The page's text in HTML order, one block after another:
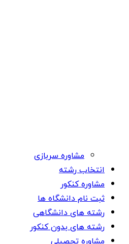
مشاوره سربازی
انتخاب رشته
مشاوره کنکور
ثبت نام دانشگاه ها
رشته های دانشگاهی
رشته های بدون کنکور
مشاوره تحصیلی